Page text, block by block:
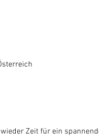
Zeit für ein